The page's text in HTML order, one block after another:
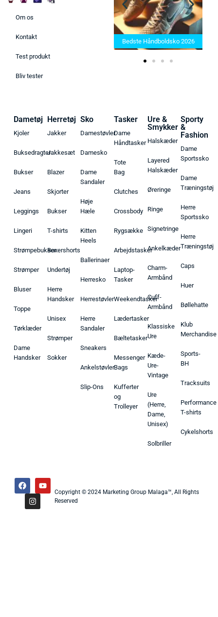
Om os
Kontakt
Test produkt
Bliv tester
Bedste Saunatæppe 2025 –
Find de bedste produkter her!
Bedste Håndboldsko 2026
Dametøj
Kjoler
Buksedragter
Bukser
Jeans
Leggings
Lingeri
Strømpebukser
Strømper
Bluser
Toppe
Tørklæder
Dame
Handsker
Herretøj
Jakker
Jakkesæt
Blazer
Skjorter
Bukser
T-shirts
Boxershorts
Undertøj
Herre
Handsker
Unisex
Strømper
Sokker
Sko
Damestøvler
Damesko
Dame
Sandaler
Høje
Hæle
Kitten
Heels
Ballerinaer
Herresko
Herrestøvler
Herre
Sandaler
Sneakers
Ankelstøvler
Slip-Ons
Tasker
Dame
Håndtasker
Tote
Bag
Clutches
Crossbody
Rygsække
Arbejdstasker
Laptop-
Tasker
Weekendtasker
Lædertasker
Bæltetasker
Messenger
Bags
Kufferter
og
Trolleyer
Ure &
Smykker
Halskæder
Layered
Halskæder
Øreringe
Ringe
Signetringe
Ankelkæder
Charm-
Armbånd
Cuff-
Armbånd
Klassiske
Ure
Kæde-
Ure-
Vintage
Ure
(Herre,
Dame,
Unisex)
Solbriller
Sporty
&
Fashion
Dame
Sportssko
Dame
Træningstøj
Herre
Sportssko
Herre
Træningstøj
Caps
Huer
Bøllehatte
Klub
Merchandise
Sports-
BH
Tracksuits
Performance
T-shirts
Cykelshorts
Copyright © 2024 Marketing Group Malaga™, All Rights
Reserved